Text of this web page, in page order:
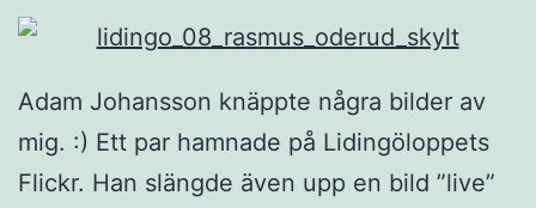
Adam Johansson knäppte några bilder av
mig. :) Ett par hamnade på Lidingöloppets
Flickr. Han slängde även upp en bild ”live”